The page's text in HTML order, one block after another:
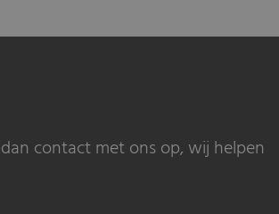
contact met ons op, wij helpen